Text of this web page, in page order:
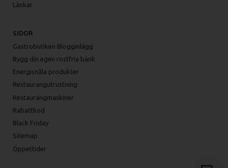
Länkar
SIDOR
Gastrobutiken Blogginlägg
Bygg din egen rostfria bänk
Energisnåla produkter
Restaurangutrustning
Restaurangmaskiner
Rabattkod
Black Friday
Sitemap
Öppettider